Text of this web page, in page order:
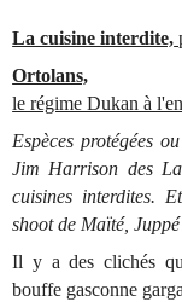
La cuisine interdite,
Ortolans,
le régime Dukan à
Espèces protégées
Jim Harrison des
cuisines interdites.
shoot de Maïté,
Il y a des clichés
bouffe gasconne